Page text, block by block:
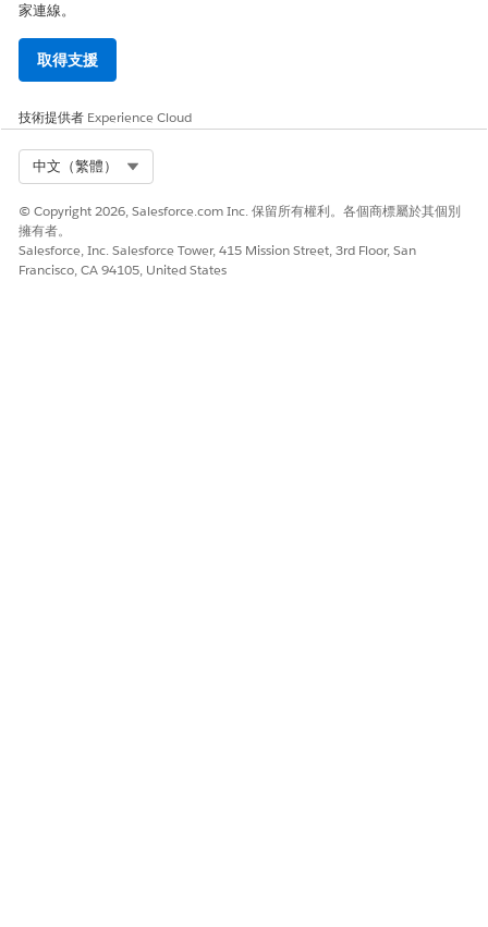
家連線。
取得支援
技術提供者 Experience Cloud
中文（繁體）
© Copyright 2026, Salesforce.com Inc. 保留所有權利。各個商標屬於其個別
擁有者。
Salesforce, Inc. Salesforce Tower, 415 Mission Street, 3rd Floor, San
Francisco, CA 94105, United States